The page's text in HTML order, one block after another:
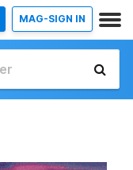
MAG-SIGN IN